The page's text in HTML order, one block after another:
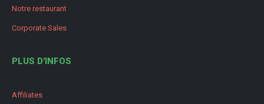
Notre restaurant
Corporate Sales
PLUS D'INFOS
Affiliates